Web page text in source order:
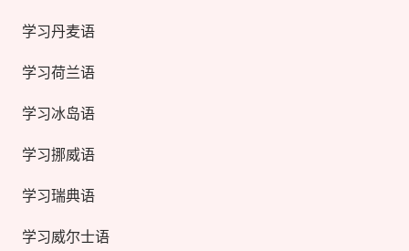
学习丹麦语
学习荷兰语
学习冰岛语
学习挪威语
学习瑞典语
学习威尔士语